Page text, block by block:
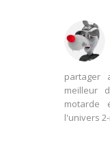
partager
meilleur
motarde
l'univers